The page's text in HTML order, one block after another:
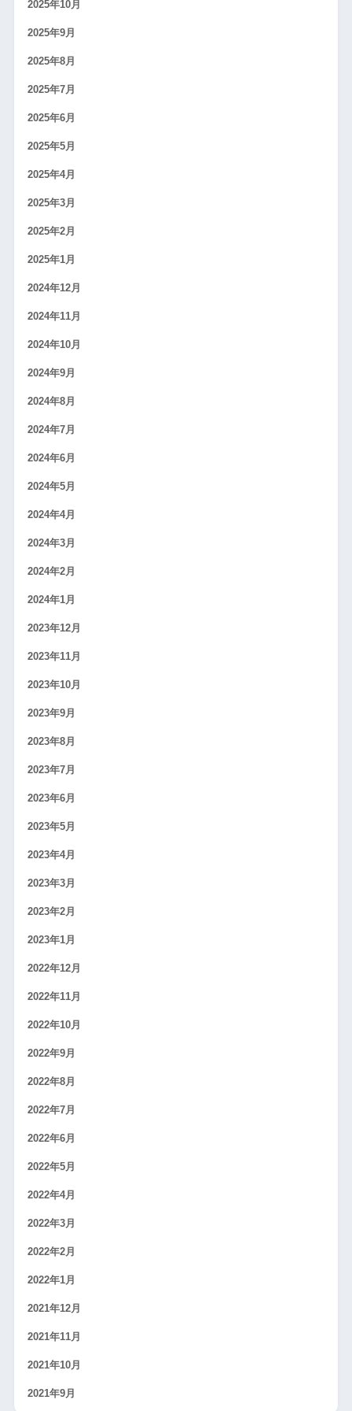
2025年10月
2025年9月
2025年8月
2025年7月
2025年6月
2025年5月
2025年4月
2025年3月
2025年2月
2025年1月
2024年12月
2024年11月
2024年10月
2024年9月
2024年8月
2024年7月
2024年6月
2024年5月
2024年4月
2024年3月
2024年2月
2024年1月
2023年12月
2023年11月
2023年10月
2023年9月
2023年8月
2023年7月
2023年6月
2023年5月
2023年4月
2023年3月
2023年2月
2023年1月
2022年12月
2022年11月
2022年10月
2022年9月
2022年8月
2022年7月
2022年6月
2022年5月
2022年4月
2022年3月
2022年2月
2022年1月
2021年12月
2021年11月
2021年10月
2021年9月